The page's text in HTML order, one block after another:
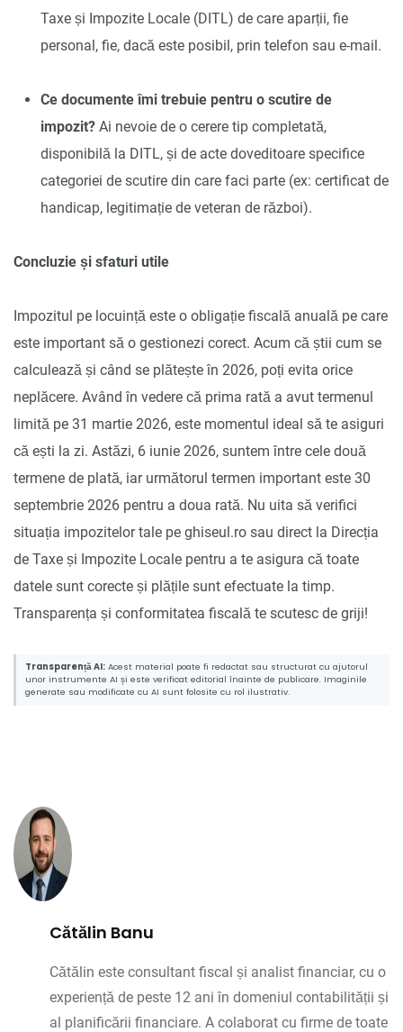
Taxe și Impozite Locale (DITL) de care aparții, fie
personal, fie, dacă este posibil, prin telefon sau e-mail.
Ce documente îmi trebuie pentru o scutire de
impozit? Ai nevoie de o cerere tip completată,
disponibilă la DITL, și de acte doveditoare specifice
categoriei de scutire din care faci parte (ex: certificat de
handicap, legitimație de veteran de război).
Concluzie și sfaturi utile
Impozitul pe locuință este o obligație fiscală anuală pe care
este important să o gestionezi corect. Acum că știi cum se
calculează și când se plătește în 2026, poți evita orice
neplăcere. Având în vedere că prima rată a avut termenul
limită pe 31 martie 2026, este momentul ideal să te asiguri
că ești la zi. Astăzi, 6 iunie 2026, suntem între cele două
termene de plată, iar următorul termen important este 30
septembrie 2026 pentru a doua rată. Nu uita să verifici
situația impozitelor tale pe ghiseul.ro sau direct la Direcția
de Taxe și Impozite Locale pentru a te asigura că toate
datele sunt corecte și plățile sunt efectuate la timp.
Transparența și conformitatea fiscală te scutesc de griji!
Transparență AI: Acest material poate fi redactat sau structurat cu ajutorul
unor instrumente AI și este verificat editorial înainte de publicare. Imaginile
generate sau modificate cu AI sunt folosite cu rol ilustrativ.
Cătălin Banu
Cătălin este consultant fiscal și analist financiar, cu o
experiență de peste 12 ani în domeniul contabilității și
al planificării financiare. A colaborat cu firme de toate